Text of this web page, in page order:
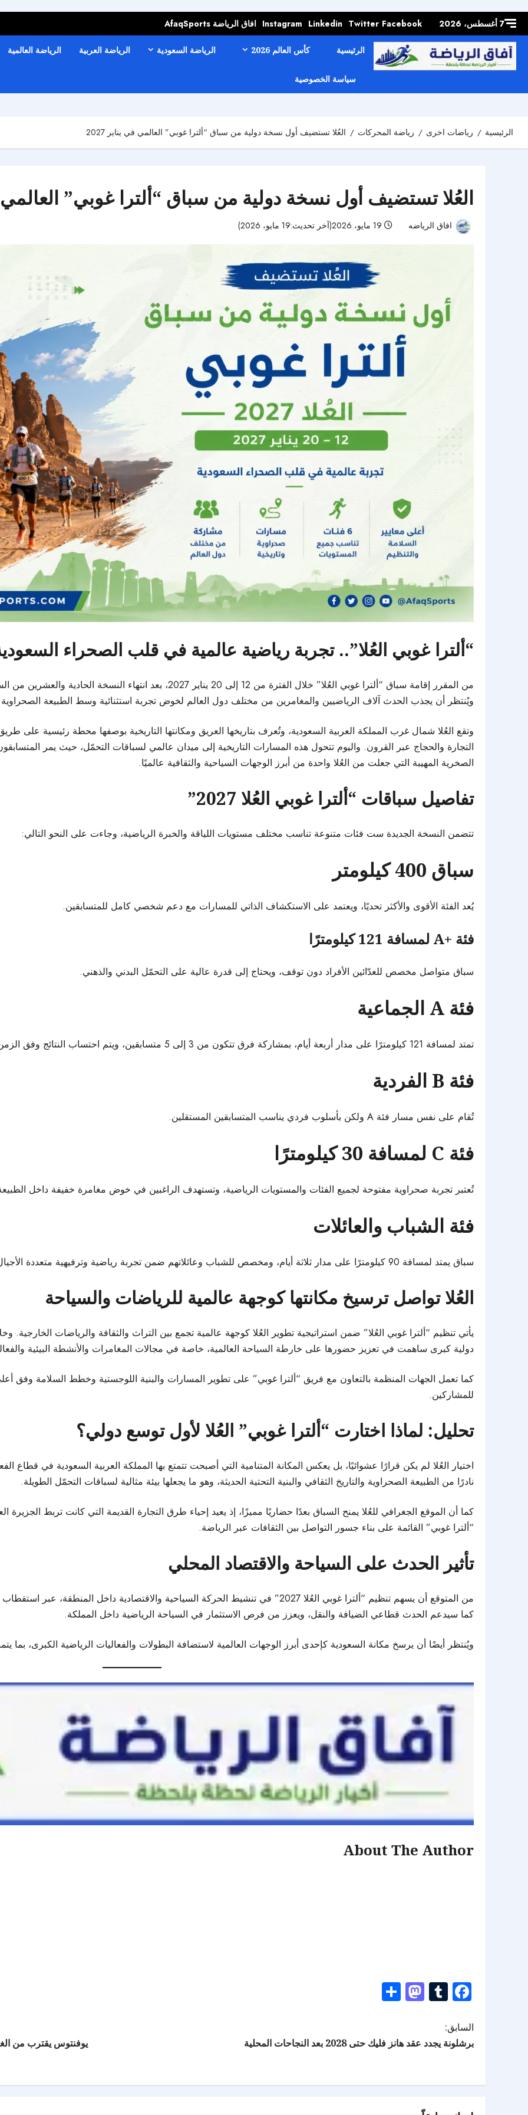
content7 أغسطس، 2026 Facebook
Twitter
Linkedin
Instagram افاق الرياضة AfaqSports
الرئيسية كأس العالم 2026 الرياضة السعودية الرياضة العربية الرياضة العالمية
سياسة الخصوصية
الرئيسية رياضات اخرى رياضة المحركات العُلا تستضيف أول نسخة دولية من سباق “ألترا غوبي” العالمي في يناير 2027
العُلا تستضيف أول نسخة دولية من سباق “ألترا غوبي” العالمي في
افاق الرياضه
“ألترا غوبي العُلا”.. تجربة رياضية عالمية في قلب الصحراء
ويُنتظر أن يجذب الحدث آلاف الرياضيين والمغامرين من مختلف دول العالم لخوض تجربة استثنائية وسط الطبيعة الصحراوية
وتقع العُلا شمال غرب المملكة العربية السعودية، وتُعرف بتاريخها العريق ومكانتها التاريخية بوصفها محطة رئيسية على
التجارة والحجاج عبر القرون. واليوم تتحول هذه المسارات التاريخية إلى ميدان عالمي لسباقات التحمّل، حيث يمر المتسابقون
الصخرية المهيبة التي جعلت من العُلا واحدة من أبرز الوجهات السياحية والثقافية عالميًا.
تفاصيل سباقات “ألترا غوبي العُلا 2027”
تتضمن النسخة الجديدة ست فئات متنوعة تناسب مختلف مستويات اللياقة والخبرة الرياضية، وجاءت على النحو التالي:
سباق 400 كيلومتر
يُعد الفئة الأقوى والأكثر تحديًا، ويعتمد على الاستكشاف الذاتي للمسارات مع دعم شخصي كامل للمتسابقين.
فئة +A لمسافة 121 كيلومترًا
سباق متواصل مخصص للعدّائين الأفراد دون توقف، ويحتاج إلى قدرة عالية على التحمّل البدني والذهني.
فئة A الجماعية
تمتد لمسافة 121 كيلومترًا على مدار أربعة أيام، بمشاركة فرق تتكون من 3 إلى 5 متسابقين، ويتم احتساب النتائج وفق الزمن التراكمي لوصول ثالث عضو في الفريق.
فئة B الفردية
تُقام على نفس مسار فئة A ولكن بأسلوب فردي يناسب المتسابقين المستقلين.
فئة C لمسافة 30 كيلومترًا
تُعتبر تجربة صحراوية مفتوحة لجميع الفئات والمستويات الرياضية، وتستهدف الراغبين في خوض مغامرة خفيفة داخل
فئة الشباب والعائلات
سباق يمتد لمسافة 90 كيلومترًا على مدار ثلاثة أيام، ومخصص للشباب وعائلاتهم ضمن تجربة رياضية وترفيهية متعددة الأجيال.
العُلا تواصل ترسيخ مكانتها كوجهة عالمية للرياضات والسياحة
يأتي تنظيم “ألترا غوبي العُلا” ضمن استراتيجية تطوير العُلا كوجهة عالمية تجمع بين التراث والثقافة والرياضات
دولية كبرى ساهمت في تعزيز حضورها على خارطة السياحة العالمية، خاصة في مجالات المغامرات والأنشطة البيئية
كما تعمل الجهات المنظمة بالتعاون مع فريق “ألترا غوبي” على تطوير المسارات والبنية اللوجستية وخطط السلامة وفق أعلى
للمشاركين.
تحليل: لماذا اختارت “ألترا غوبي” العُلا لأول توسع دولي؟
اختيار العُلا لم يكن قرارًا عشوائيًا، بل يعكس المكانة المتنامية التي أصبحت تتمتع بها المملكة العربية السعودية في قطاع
نادرًا من الطبيعة الصحراوية والتاريخ الثقافي والبنية التحتية الحديثة، وهو ما يجعلها بيئة مثالية لسباقات التحمّل الطويلة.
كما أن الموقع الجغرافي للعُلا يمنح السباق بعدًا حضاريًا مميزًا، إذ يعيد إحياء طرق التجارة القديمة التي كانت تربط
“ألترا غوبي” القائمة على بناء جسور التواصل بين الثقافات عبر الرياضة.
تأثير الحدث على السياحة والاقتصاد المحلي
من المتوقع أن يسهم تنظيم “ألترا غوبي العُلا 2027” في تنشيط الحركة السياحية والاقتصادية داخل
كما سيدعم الحدث قطاعي الضيافة والنقل، ويعزز من فرص الاستثمار في السياحة الرياضية داخل المملكة.
ويُنتظر أيضًا أن يرسخ مكانة السعودية كإحدى أبرز الوجهات العالمية لاستضافة البطولات والفعاليات الرياضية الكبرى، بما
About The Author
Facebook
Tumblr
Mastodon
السابق:
برشلونة يجدد عقد هانز فليك حتى 2028 بعد النجاحات المحلية
يوفنتوس يقترب من